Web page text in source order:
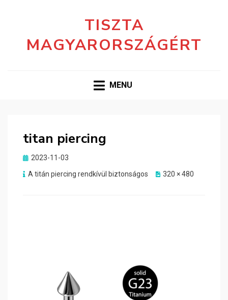
TISZTA
MAGYARORSZÁGÉRT
MENU
titan piercing
Posted
2023-11-03
A titán piercing rendkívül biztonságos
320 × 480